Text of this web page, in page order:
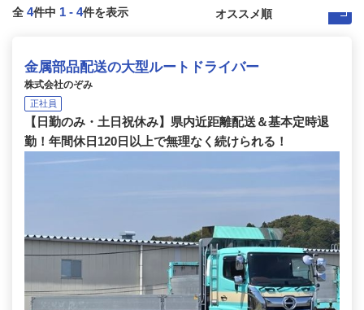
全 4件中 1 - 4件を表示
金属部品配送の大型ルートドライバー
株式会社のぞみ
正社員
【日勤のみ・土日祝休み】県内近距離配送＆基本定時退
勤！年間休日120日以上で無理なく続けられる！